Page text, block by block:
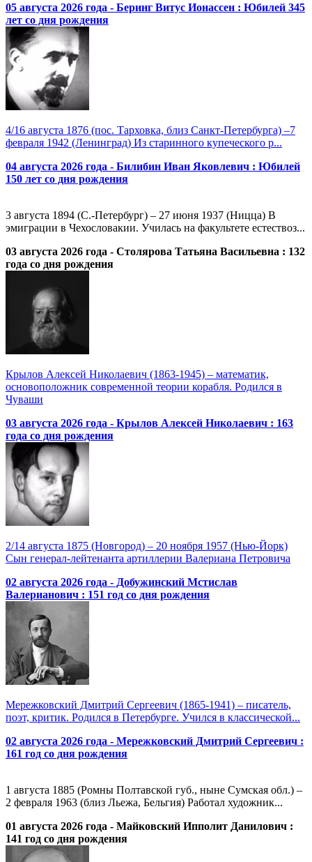
05 августа 2026 года - Беринг Витус Ионассен : Юбилей 345
лет со дня рождения
4/16 августа 1876 (пос. Тарховка, близ Санкт-Петербурга) –7
февраля 1942 (Ленинград) Из старинного купеческого р...
04 августа 2026 года - Билибин Иван Яковлевич : Юбилей
150 лет со дня рождения
3 августа 1894 (С.-Петербург) – 27 июня 1937 (Ницца) В
эмиграции в Чехословакии. Училась на факультете естествоз...
03 августа 2026 года - Столярова Татьяна Васильевна : 132
года со дня рождения
Крылов Алексей Николаевич (1863-1945) – математик,
основоположник современной теории корабля. Родился в
Чуваши
03 августа 2026 года - Крылов Алексей Николаевич : 163
года со дня рождения
2/14 августа 1875 (Новгород) – 20 ноября 1957 (Нью-Йорк)
Сын генерал-лейтенанта артиллерии Валериана Петровича
02 августа 2026 года - Добужинский Мстислав
Валерианович : 151 год со дня рождения
Мережковский Дмитрий Сергеевич (1865-1941) – писатель,
поэт, критик. Родился в Петербурге. Учился в классической...
02 августа 2026 года - Мережковский Дмитрий Сергеевич :
161 год со дня рождения
1 августа 1885 (Ромны Полтавской губ., ныне Сумская обл.) –
2 февраля 1963 (близ Льежа, Бельгия) Работал художник...
01 августа 2026 года - Майковский Ипполит Данилович :
141 год со дня рождения